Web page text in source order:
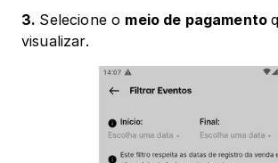
3. Selecione o meio de pagamento
visualizar.